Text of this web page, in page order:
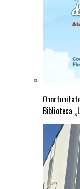
Biblioteca